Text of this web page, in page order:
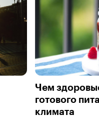
Чем
готового
климата